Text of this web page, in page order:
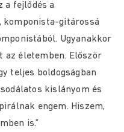
a fejlődés a
komponista-gitárossá
Ugyanakkor
az életemben. Először
teljes boldogságban
kislányom és
engem. Hiszem,
is.”